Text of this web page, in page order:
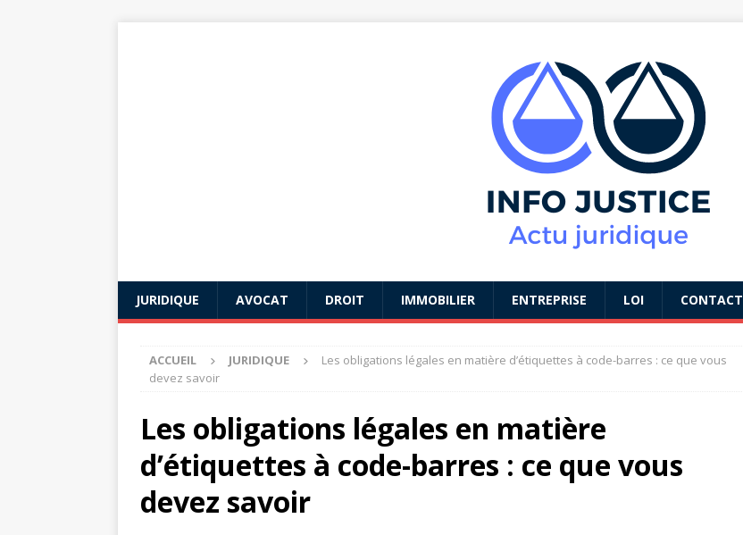
JURIDIQUE AVOCAT DROIT IMMOBILIER ENTREPRISE LOI CONTACT
ACCUEIL JURIDIQUE
Les obligations légales en matière d’étiquettes à code-barres : ce que vous
devez savoir
Les obligations légales en matière
d’étiquettes à code-barres : ce que vous
devez savoir